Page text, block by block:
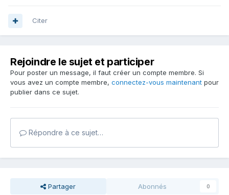
Citer
Rejoindre le sujet et participer
Pour poster un message, il faut créer un compte membre. Si
vous avez un compte membre, connectez-vous maintenant pour
publier dans ce sujet.
Répondre à ce sujet…
Partager Abonnés 0